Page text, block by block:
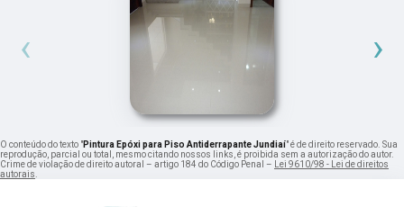
‹ ›
O conteúdo do texto "Pintura Epóxi para Piso Antiderrapante Jundiaí" é de direito reservado. Sua
reprodução, parcial ou total, mesmo citando nossos links, é proibida sem a autorização do autor.
Crime de violação de direito autoral – artigo 184 do Código Penal – Lei 9610/98 - Lei de direitos
autorais.